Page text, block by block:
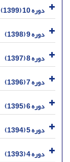
دوره 10 (1399)
دوره 9 (1398)
دوره 8 (1397)
دوره 7 (1396)
دوره 6 (1395)
دوره 5 (1394)
دوره 4 (1393)